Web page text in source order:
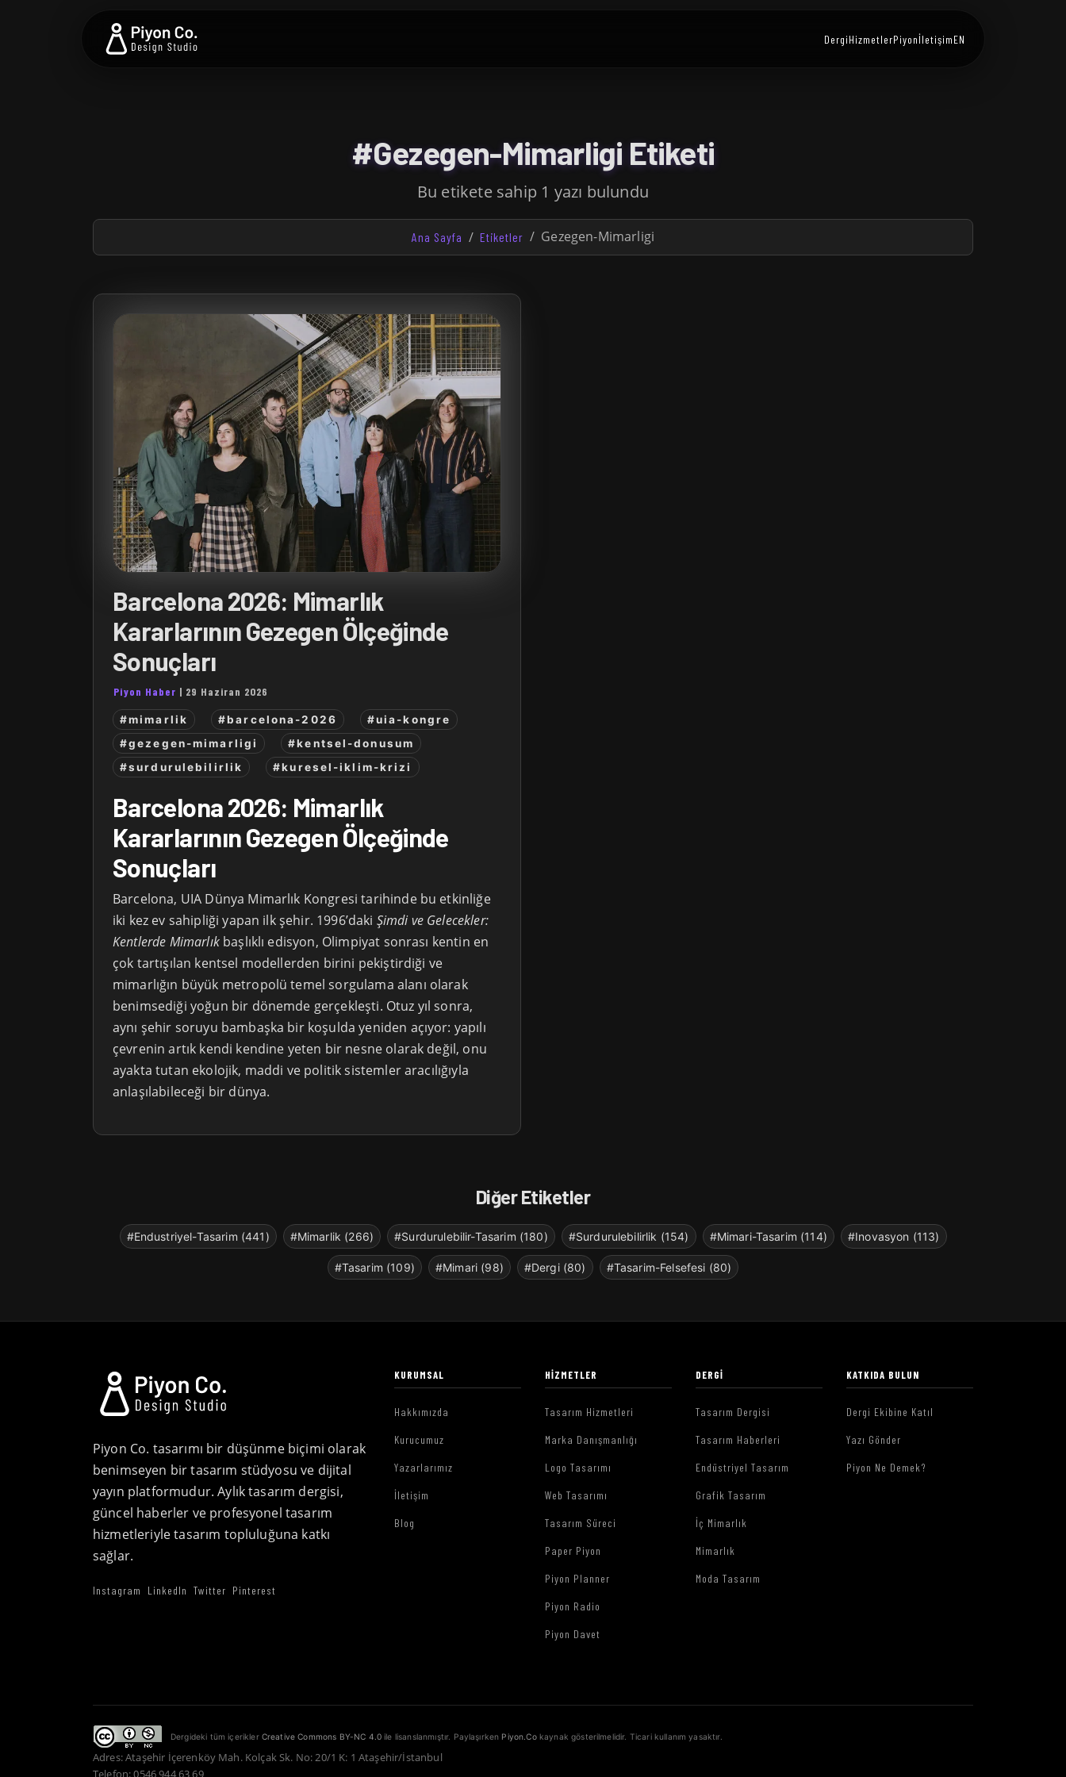
DergiHizmetlerPiyonİletişimEN
#Gezegen-Mimarligi Etiketi
Bu etikete sahip 1 yazı bulundu
Ana Sayfa Etiketler Gezegen-Mimarligi
Barcelona 2026: Mimarlık
Kararlarının Gezegen Ölçeğinde
Sonuçları
Piyon Haber | 29 Haziran 2026
#mimarlik #barcelona-2026
#uia-kongre
#gezegen-mimarligi
#kentsel-donusum
#surdurulebilirlik
#kuresel-iklim-krizi
Barcelona 2026: Mimarlık
Kararlarının Gezegen Ölçeğinde
Sonuçları
Barcelona, UIA Dünya Mimarlık Kongresi tarihinde bu etkinliğe
iki kez ev sahipliği yapan ilk şehir. 1996’daki Şimdi ve Gelecekler:
Kentlerde Mimarlıkbaşlıklı edisyon, Olimpiyat sonrası kentin en
çok tartışılan kentsel modellerden birini pekiştirdiği ve
mimarlığın büyük metropolü temel sorgulama alanı olarak
benimsediği yoğun bir dönemde gerçekleşti. Otuz yıl sonra,
aynı şehir soruyu bambaşka bir koşulda yeniden açıyor: yapılı
çevrenin artık kendi kendine yeten bir nesne olarak değil, onu
ayakta tutan ekolojik, maddi ve politik sistemler aracılığıyla
anlaşılabileceği bir dünya.
Diğer Etiketler
#Endustriyel-Tasarim (441) #Mimarlik (266) #Surdurulebilir-Tasarim (180) #Surdurulebilirlik (154) #Mimari-Tasarim (114) #Inovasyon (113)
#Tasarim (109) #Mimari (98) #Dergi (80) #Tasarim-Felsefesi (80)
Piyon Co. tasarımı bir düşünme biçimi olarak
benimseyen bir tasarım stüdyosu ve dijital
yayın platformudur. Aylık tasarım dergisi,
güncel haberler ve profesyonel tasarım
hizmetleriyle tasarım topluluğuna katkı
sağlar.
Instagram LinkedIn Twitter Pinterest
KURUMSAL
Hakkımızda
Kurucumuz
Yazarlarımız
İletişim
Blog
HIZMETLER
Tasarım Hizmetleri
Marka Danışmanlığı
Logo Tasarımı
Web Tasarımı
Tasarım Süreci
Paper Piyon
Piyon Planner
Piyon Radio
Piyon Davet
DERGI
Tasarım Dergisi
Tasarım Haberleri
Endüstriyel Tasarım
Grafik Tasarım
İç Mimarlık
Mimarlık
Moda Tasarım
KATKIDA BULUN
Dergi Ekibine Katıl
Yazı Gönder
Piyon Ne Demek?
Dergideki tüm içerikler Creative Commons BY-NC 4.0 ile lisanslanmıştır. Paylaşırken Piyon.Cokaynak gösterilmelidir. Ticari kullanım yasaktır.
Adres: Ataşehir İçerenköy Mah. Kolçak Sk. No: 20/1 K: 1 Ataşehir/İstanbul